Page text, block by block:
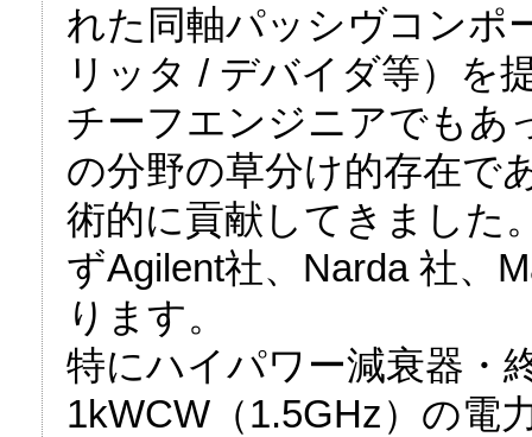
れた同軸パッシヴコンポ
リッタ / デバイダ等）を
チーフエンジニアでもあ
の分野の草分け的存在で
術的に貢献してきました
ずAgilent社、Narda 社、
ります。
特にハイパワー減衰器・
1kWCW（1.5GHz）の電